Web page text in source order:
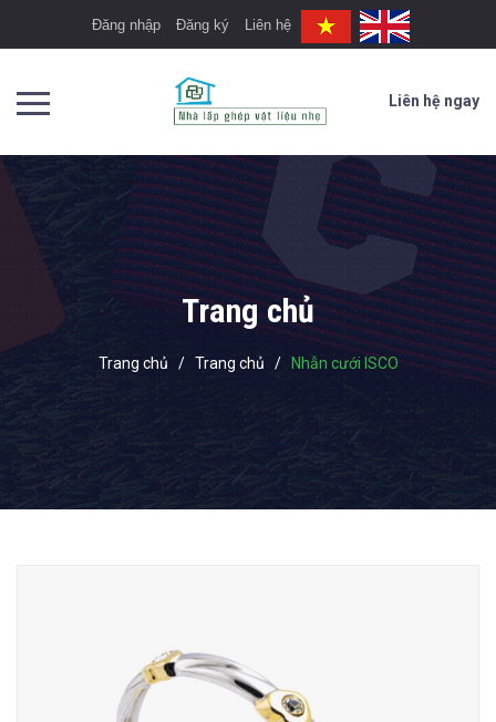
Đăng nhập Đăng ký Liên hệ
Liên hệ ngay
Trang chủ
Trang chủ / Trang chủ / Nhẫn cưới ISCO